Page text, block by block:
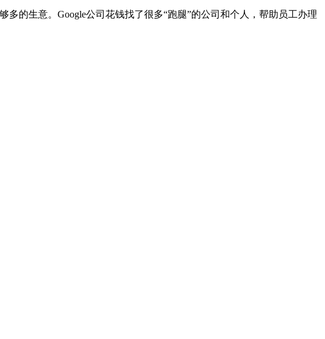
的生意。Google公司花钱找了很多“跑腿”的公司和个人，帮助员工办理